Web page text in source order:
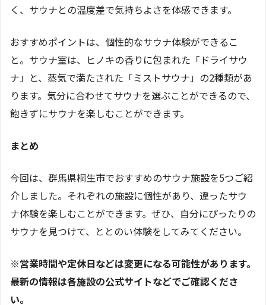
く、サウナとの温度差で気持ちよさを体感できます。
おすすめポイントは、個性的なサウナ体験ができるこ
と。サウナ室は、ヒノキの香りに包まれた「ドライサウ
ナ」と、蒸気で満たされた「ミストサウナ」の2種類があ
ります。気分に合わせてサウナを選ぶことができるので、
飽きずにサウナを楽しむことができます。
まとめ
今回は、群馬県桐生市でおすすめのサウナ施設を5つご紹
介しました。それぞれの施設に個性があり、違ったサウ
ナ体験を楽しむことができます。ぜひ、自分にぴったりの
サウナを見つけて、ととのい体験をしてみてください。
※営業時間や定休日などは変更になる可能性があります。
最新の情報は各施設の公式サイトなどでご確認くださ
い。